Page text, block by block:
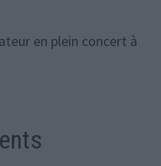
en plein concert à